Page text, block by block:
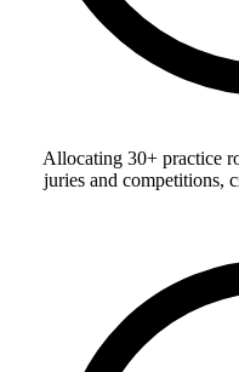
Allocating 30+ practice
juries and competitions,